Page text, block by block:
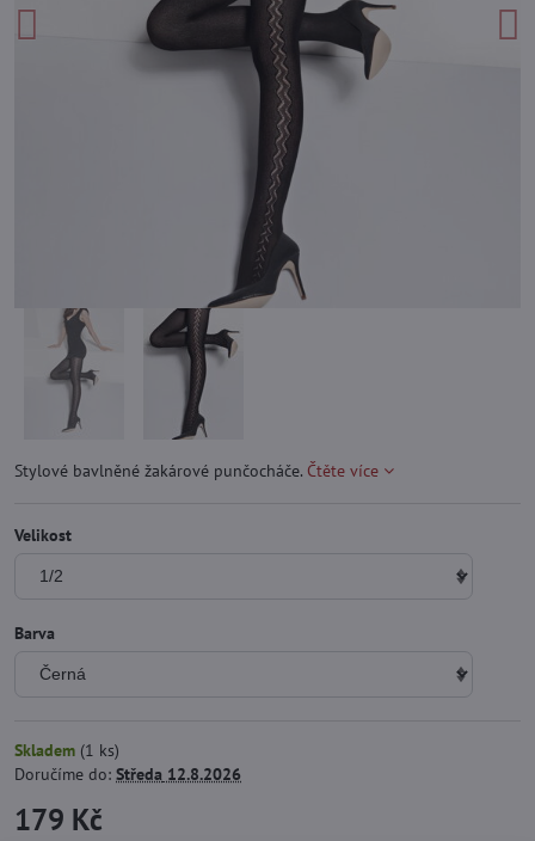
Stylové bavlněné žakárové punčocháče. Čtěte více
Velikost
Barva
Skladem (1 ks)
Doručíme do: Středa 12.8.2026
179 Kč